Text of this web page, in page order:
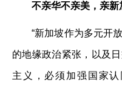
不亲华不亲美，亲新
“新加坡作为多元开
的地缘政治紧张，以及
主义，必须加强国家